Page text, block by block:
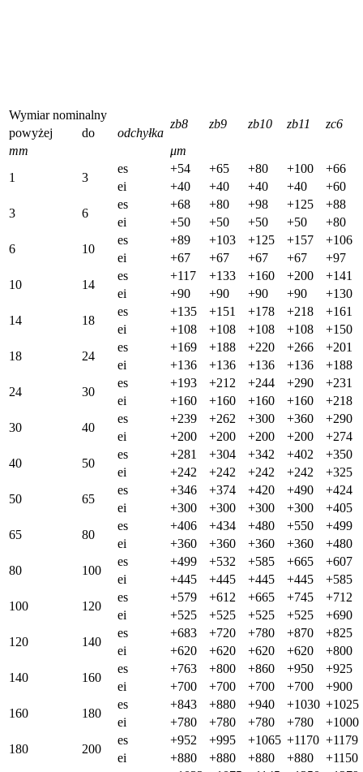
Wymiar nominalny
odchyłka
zb8 zb9 zb10 zb11 zc6
powyżej
do
mm
μm
1
3
es +54 +65 +80 +100
+66
ei
+40 +40 +40 +40
+60
3
6
es +68 +80 +98 +125
+88
ei
+50 +50 +50 +50
+80
6
10
es +89 +103 +125 +157
+106
ei
+67 +67 +67 +67
+97
10
14
es +117 +133 +160 +200
+141
ei
+90 +90 +90 +90
+130
14
18
es +135 +151 +178 +218
+161
ei
+108 +108 +108 +108
+150
18
24
es +169 +188 +220 +266
+201
ei
+136 +136 +136 +136
+188
24
30
es +193 +212 +244 +290
+231
ei
+160 +160 +160 +160
+218
30
40
es +239 +262 +300 +360
+290
ei
+200 +200 +200 +200
+274
40
50
es +281 +304 +342 +402
+350
ei
+242 +242 +242 +242
+325
50
65
es +346 +374 +420 +490
+424
ei
+300 +300 +300 +300
+405
65
80
es +406 +434 +480 +550
+499
ei
+360 +360 +360 +360
+480
80
100
es +499 +532 +585 +665
+607
ei
+445 +445 +445 +445
+585
100
120
es +579 +612 +665 +745
+712
ei
+525 +525 +525 +525
+690
120
140
es +683 +720 +780 +870
+825
ei
+620 +620 +620 +620
+800
140
160
es +763 +800 +860 +950
+925
ei
+700 +700 +700 +700
+900
160
180
es +843 +880 +940 +1030 +1025
ei
+780 +780 +780 +780
+1000
180
200
es +952 +995 +1065 +1170 +1179
ei
+880 +880 +880 +880
+1150